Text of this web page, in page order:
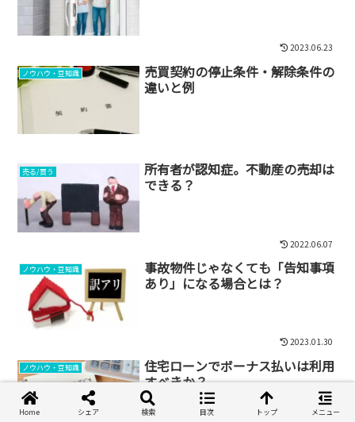
2023.06.23
ノウハウ・豆知識
売買契約の停止条件・解除条件の
違いと例
売る/買う
所有者が認知症。不動産の売却は
できる？
2022.06.07
ノウハウ・豆知識
事故物件じゃなくても「告知事項
あり」になる場合とは？
2023.01.30
ノウハウ・豆知識
住宅ローンでボーナス払いは利用
すべきか？
Home シェア 検索 目次 トップ メニュー